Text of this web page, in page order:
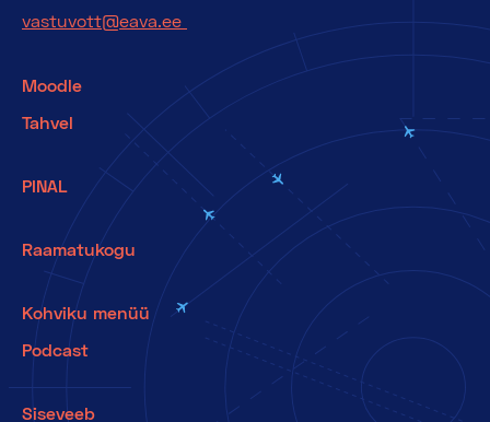
vastuvott@eava.ee
Moodle
Tahvel
PINAL
Raamatukogu
Kohviku menüü
Podcast
Siseveeb